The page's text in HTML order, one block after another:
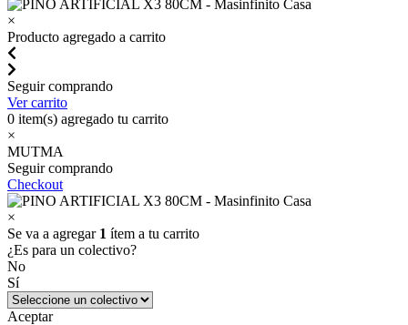
×
Producto agregado a carrito
Seguir comprando
Ver carrito
0 item(s) agregado tu carrito
×
MUTMA
Seguir comprando
Checkout
×
Se va a agregar 1 ítem a tu carrito
¿Es para un colectivo?
No
Sí
Aceptar